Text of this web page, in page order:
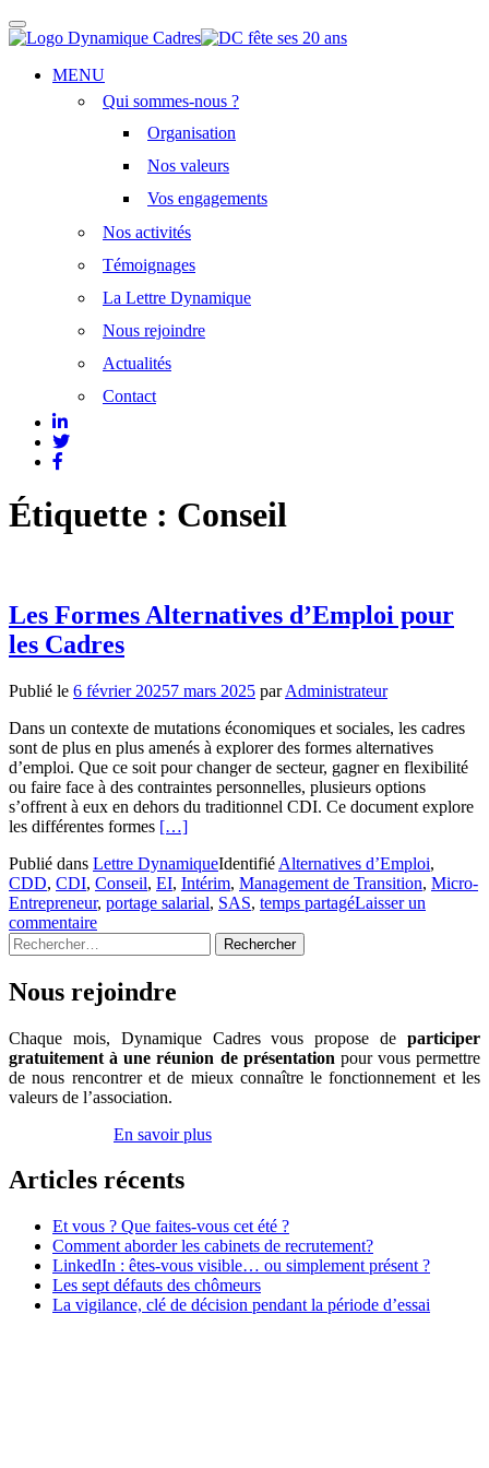
Afficher/masquer
la
Aller
MENU
Qui sommes-nous ?
Organisation
Nos valeurs
Vos engagements
Nos activités
Témoignages
La Lettre Dynamique
Nous rejoindre
Actualités
Contact
Étiquette : Conseil
Les Formes Alternatives d’Emploi pour
les Cadres
Publié le 6 février 20257 mars 2025 parAdministrateur
Dans un contexte de mutations économiques et sociales, les cadres
sont de plus en plus amenés à explorer des formes alternatives
d’emploi. Que ce soit pour changer de secteur, gagner en flexibilité
ou faire face à des contraintes personnelles, plusieurs options
s’offrent à eux en dehors du traditionnel CDI. Ce document explore
les différentes formes En
plus
surLes
Formes
Cadres
[…]
Publié dans Lettre DynamiqueIdentifié Alternatives d’Emploi,
CDD, CDI, Conseil, EI, Intérim, Management de Transition, Micro-
Entrepreneur, portage salarial, SAS, temps partagéLaisser un
commentaire
Rechercher :
Nous rejoindre
Chaque mois, Dynamique Cadres vous propose de participer
gratuitement à une réunion de présentation pour vous permettre
de nous rencontrer et de mieux connaître le fonctionnement et les
valeurs de l’association.
En savoir plus
Articles récents
Et vous ? Que faites-vous cet été ?
Comment aborder les cabinets de recrutement?
LinkedIn : êtes-vous visible… ou simplement présent ?
Les sept défauts des chômeurs
La vigilance, clé de décision pendant la période d’essai